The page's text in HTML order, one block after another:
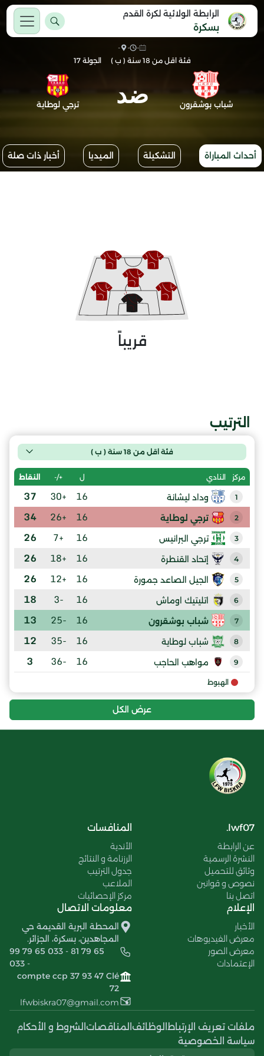
الرابطة الولائية لكرة القدم
بسكرة
-
-
-
فئة اقل من 18 سنة ( ب )
الجولة 17
شباب بوشقرون ضد ترجي لوطاية
أحداث المباراة التشكيلة الميديا أخبار ذات صلة
قريباً
الترتيب
فئة اقل من 18 سنة ( ب )
مركز النادي ل +/- النقاط
1 وداد ليشانة 16
+30
37
2 ترجي لوطاية 16
+26
34
3 ترجي البرانيس 16
+7
26
4 إتحاد القنطرة 16
+18
26
5 الجيل الصاعد جمورة 16
+12
26
6 اتليتيك اوماش 16
-3
18
7 شباب بوشقرون 16
-25
13
8 شباب لوطاية 16
-35
12
9 مواهب الحاجب 16
-36
3
الهبوط
عرض الكل
lwf07.
عن الرابطة
النشرة الرسمية
وثائق للتحميل
نصوص و قوانين
اتصل بنا
المنافسات
الأندية
الرزنامة و النتائج
جدول الترتيب
الملاعب
مركز الإحصائيات
الإعلام
الأخبار
معرض الفيديوهات
معرض الصور
الإعتمادات
معلومات الاتصال
المحطة البرية القديمة حي
المجاهدين، بسكرة، الجزائر.
99 79 65 033 - 81 79 65
033 -
compte ccp 37 93 47 Clé
72
lfwbiskra07@gmail.com
ملفات تعريف الإرتباط الوظائف المناقصات الشروط و الأحكام
سياسة الخصوصية